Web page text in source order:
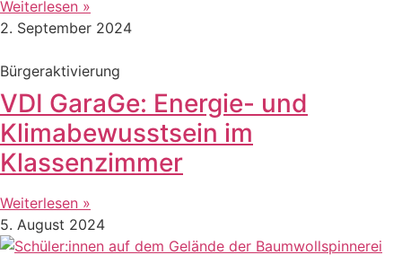
Weiterlesen »
2. September 2024
Bürgeraktivierung
VDI GaraGe: Energie- und
Klimabewusstsein im
Klassenzimmer
Weiterlesen »
5. August 2024